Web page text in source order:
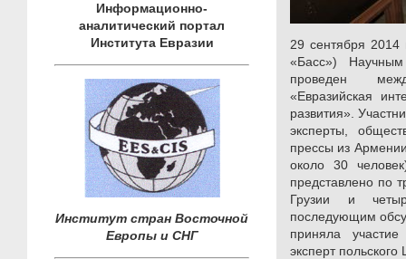
Информационно-
аналитический портал
Института Евразии
Институт стран Восточной
Европы и СНГ
29 сентября 2014
«Басс»)
проведен
«Евразийская
развития».
эксперты,
прессы из
около 30
представлено по
Грузии и
последующим
приняла
эксперт